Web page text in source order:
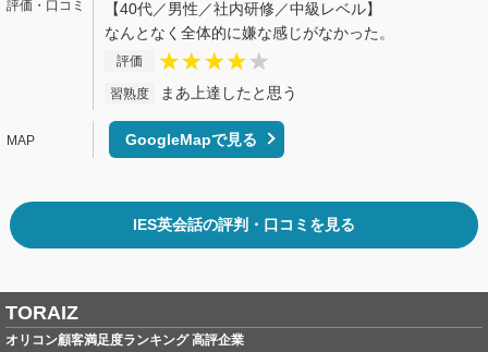
【40代／男性／社内研修／中級レベル】
なんとなく全体的に嫌な感じがなかった。
評価
習熟度 まあ上達したと思う
GoogleMapで見る
IES英会話の評判・口コミを見る
TORAIZ
オリコン顧客満足度ランキング 高評企業